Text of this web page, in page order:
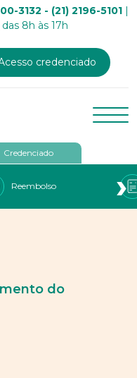
3132 - (21) 2196-5101 |
8h às 17h
credenciado
Credenciado
Reembolso ›
do